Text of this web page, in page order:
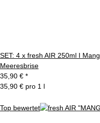
SET: 4 x fresh AIR 250ml I
Meeresbrise
35,90 € *
35,90 € pro 1 l
Top bewertet